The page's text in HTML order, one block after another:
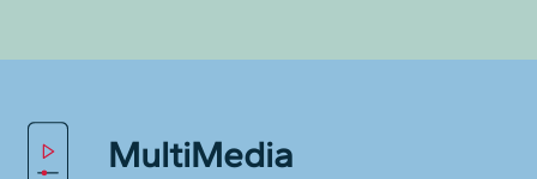
MultiMedia